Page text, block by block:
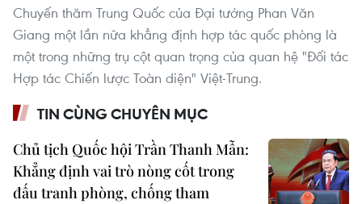
Chuyến thăm Trung Quốc của Đại tướng Phan Văn
Giang một lần nữa khẳng định hợp tác quốc phòng là
một trong những trụ cột quan trọng của quan hệ "Đối tác
Hợp tác Chiến lược Toàn diện" Việt-Trung.
TIN CÙNG CHUYÊN MỤC
Chủ tịch Quốc hội Trần Thanh Mẫn:
Khẳng định vai trò nòng cốt trong
đấu tranh phòng, chống tham